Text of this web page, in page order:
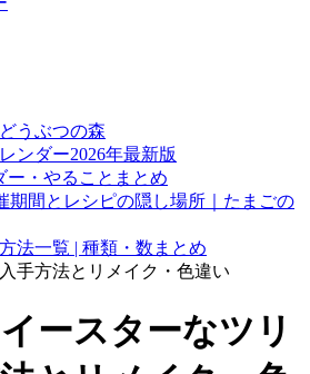
うぶつの森
ンダー2026年最新版
ー・やることまとめ
期間とレシピの隠し場所｜たまごの
法一覧 | 種類・数まとめ
手方法とリメイク・色違い
イースターなツリ